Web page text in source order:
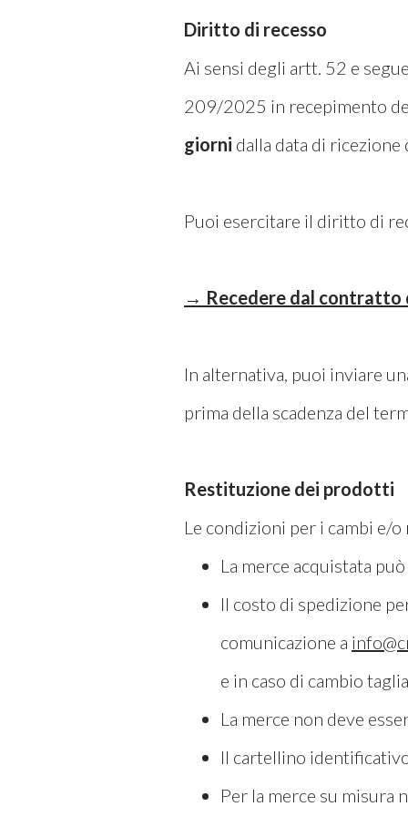
Diritto di recesso
Ai sensi degli artt. 52 e
209/2025 in recepimento
giorni dalla data di
Puoi esercitare il diritto di
→ Recedere dal contratto
In alternativa, puoi inviare
prima della scadenza del
Restituzione dei prodotti
Le condizioni per i cambi e/
La merce acquistata
Il costo di spedizione
comunicazione a
e in caso di cambio
La merce non deve
Il cartellino
Per la merce su misura